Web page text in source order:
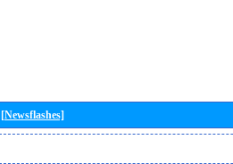
[Newsflashes]